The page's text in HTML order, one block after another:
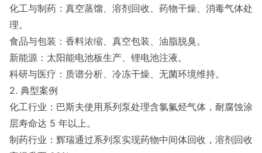
化工与制药：真空蒸馏、溶剂回收、药物干燥、消毒气体处
理。
食品与包装：香料浓缩、真空包装、油脂脱臭。
新能源：太阳能电池板生产、锂电池注液。
科研与医疗：质谱分析、冷冻干燥、无菌环境维持。
2. 典型案例
化工行业：巴斯夫使用系列泵处理含氯氟烃气体，耐腐蚀涂
层寿命达 5 年以上。
制药行业：辉瑞通过系列泵实现药物中间体回收，溶剂回收